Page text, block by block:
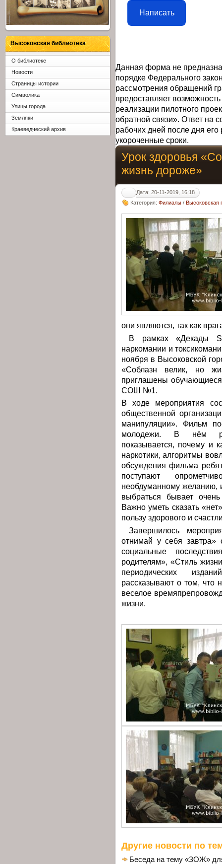
Написать
Данная форма не
порядке Федерального
рассмотрения обращений
предоставляет
реализации пилотного
обратной связи». Ответ на
рабочих дней после дня
укороченные сроки.
Урок здоровья
жизнь дороже»
Дата: 20-11-2019, 16:18
Категория: Филиалы / Высоковская
они являются, так как
В рамках «Декады
наркомании и
ноября в Высоковской
«Соблазн велик, но
приглашены
СОШ №1.
В ходе мероприятия
общественной
манипуляции». Фильм
молодежи. В нём
показывается, почему и
наркотики, алгоритмы
обсуждения фильма
поступают
необдуманному желанию,
выбраться бывает
Важно уметь сказать
пользу здорового и
Завершилось
отнимай у себя завтра»
социальные
родителям», «Стиль
периодических
рассказывают о том, что
веселое
жизни.
Другие новости по
Беседа на тему «ЗОЖ»
Высоковская библиотека
О библиотеке
Новости
Страницы истории
Символика
Улицы города
Земляки
Краеведческий архив